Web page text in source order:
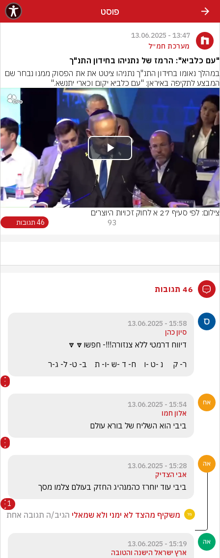
פוסט
13:47 - 13.06.2025
מערכת חמ״ל
"עם כלביא": הרמז של נתניהו בחידון התנ"ך
המבצע לתקיפה באיראן: "עם כלביא יקום וכארי יתנשא."
Play
Video
צילום: לפי סעיף 27 א לחוק זכויות היוצרים
93 46 תגובות
46 תגובות
15:58 - 13.06.2025
סיון כהן
ר- ק     נ -ט -ו    ח- ד -ש -ו- ת    ב- ט- ל- ג-ר
15:54 - 13.06.2025
אלון חמו
ביבי הוא השליח של בורא עולם
15:28 - 13.06.2025
אבי הצדיק
ביבי עוד יוחרז כהמנהיג החזק בעולם צלמו מסך
1
משקיף מהצד לא ימני ולא שמאלי הגיב/ה תגובה אחת
15:19 - 13.06.2025
ארץ ישראל הישנה והטובה